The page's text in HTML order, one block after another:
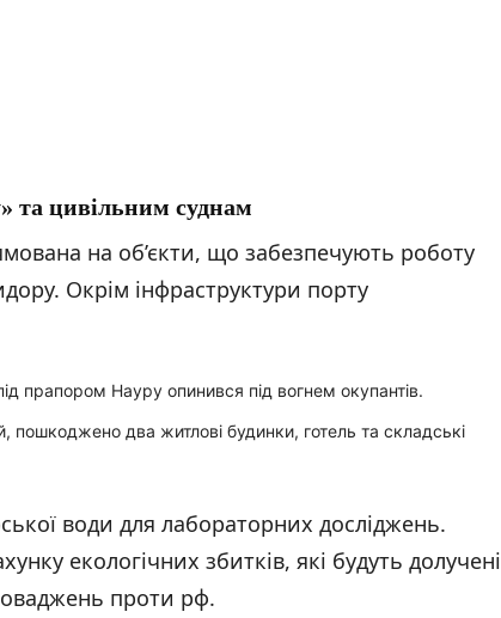
» та цивільним суднам
на об’єкти, що забезпечують роботу
Окрім інфраструктури порту
прапором Науру опинився під вогнем окупантів.
пошкоджено два житлові будинки, готель та складські
води для лабораторних досліджень.
екологічних збитків, які будуть долучені
проти рф.